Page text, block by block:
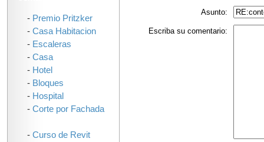
Asunto:
Escriba su comentario:
- Premio Pritzker
- Casa Habitacion
- Escaleras
- Casa
- Hotel
- Bloques
- Hospital
- Corte por Fachada
- Curso de Revit